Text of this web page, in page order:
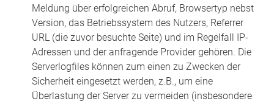
Meldung über erfolgreichen Abruf, Browsertyp nebst
Version, das Betriebssystem des Nutzers, Referrer
URL (die zuvor besuchte Seite) und im Regelfall IP-
Adressen und der anfragende Provider gehören. Die
Serverlogfiles können zum einen zu Zwecken der
Sicherheit eingesetzt werden, z.B., um eine
Überlastung der Server zu vermeiden (insbesondere